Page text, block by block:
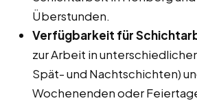
Überstunden.
Verfügbarkeit für
zur Arbeit in
Spät- und Nachtschichten)
Wochenenden oder